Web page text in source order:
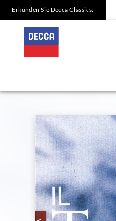
VERDI
Joan
Sutherland
Decca
Classics
Erkunden Sie Decca Classics: